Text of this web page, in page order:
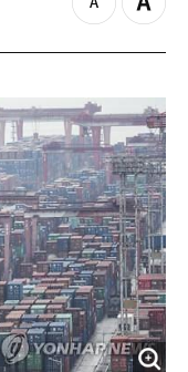
z
o
o
u
t
Z
o
i
n